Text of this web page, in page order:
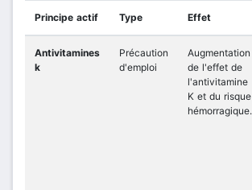
Principe actif Type Effet
Antivitamines
k
Précaution
d'emploi
Augmentation
de l'effet de
l'antivitamine
K et du risque
hémorragique.